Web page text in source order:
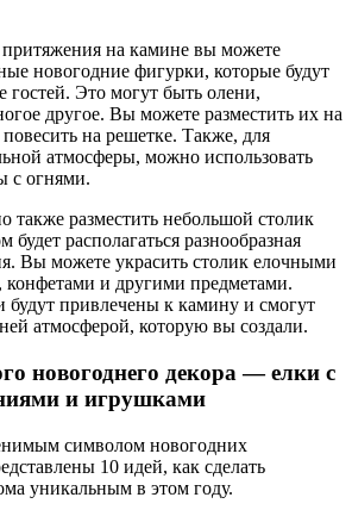
притяжения на камине вы можете
новогодние фигурки, которые будут
гостей. Это могут быть олени,
другое. Вы можете разместить их на
на решетке. Также, для
атмосферы, можно использовать
с огнями.
также разместить небольшой столик
будет располагаться разнообразная
Вы можете украсить столик елочными
и другими предметами.
будут привлечены к камину и смогут
атмосферой, которую вы создали.
новогоднего декора — елки с
и игрушками
символом новогодних
10 идей, как сделать
уникальным в этом году.